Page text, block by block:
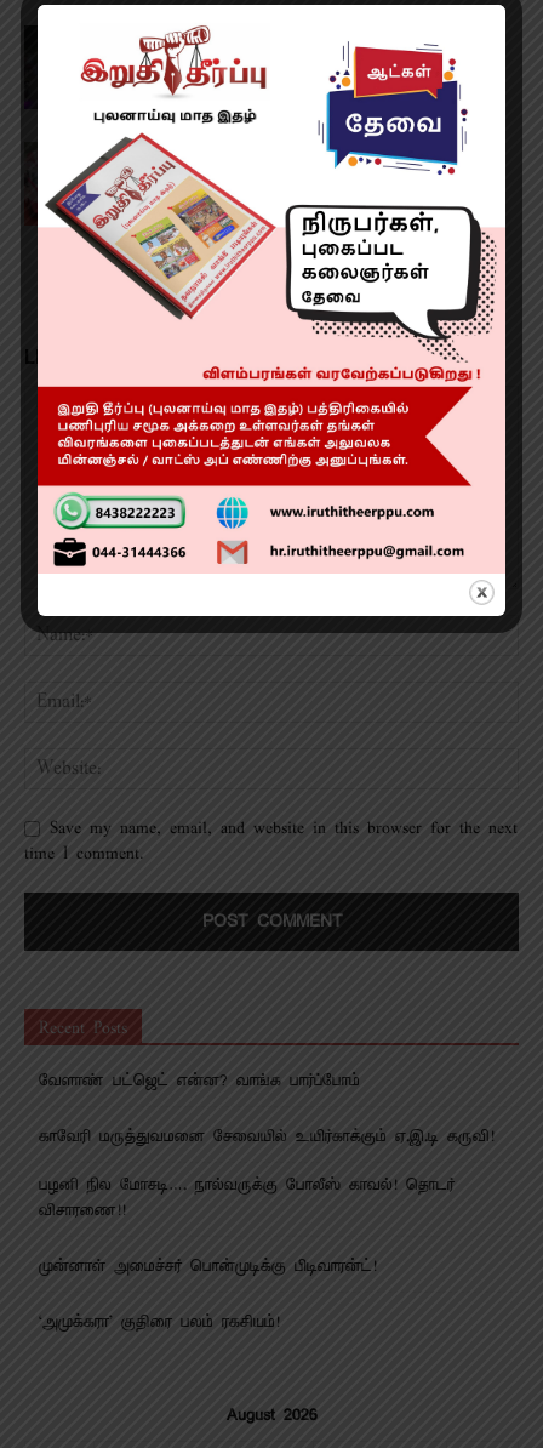
சென்னையில் பைக் சாகசங்களில் ஈடுபட்ட
இளைஞர்கள்!
‘நடமாடும் மேமோகிராம்’ வாகனச் சேவை!
LEAVE A REPLY
Save my name, email, and website in this browser for the next
time I comment.
Recent Posts
வேளாண் பட்ஜெட் என்ன? வாங்க பார்ப்போம்
காவேரி மருத்துவமனை சேவையில் உயிர்காக்கும் ஏ.இ.டி கருவி!
பழனி நில மோசடி…. நால்வருக்கு போலீஸ் காவல்! தொடர்
விசாரணை!!
முன்னாள் அமைச்சர் பொன்முடிக்கு பிடிவாரன்ட்!
‘அமுக்கரா’ குதிரை பலம் ரகசியம்!
August 2026